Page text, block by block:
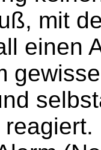
mit
einen